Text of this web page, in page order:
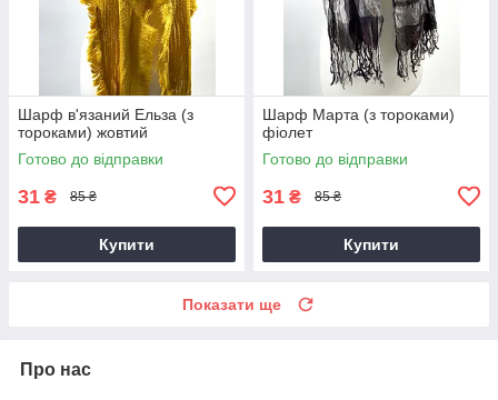
Шарф в'язаний Ельза (з
тороками) жовтий
Готово до відправки
31 ₴ 85 ₴
Купити
Шарф Марта (з тороками)
фіолет
Готово до відправки
31 ₴ 85 ₴
Купити
Показати ще
Про нас